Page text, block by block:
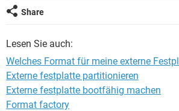
Share
Lesen Sie auch:
Welches Format für meine externe
Externe festplatte partitionieren
Externe festplatte bootfähig machen
Format factory